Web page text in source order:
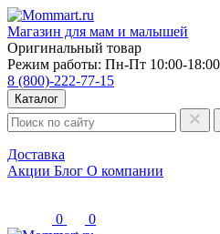
Магазин для мам и малышей
Оригинальный товар
Режим работы: Пн-Пт 10:00-18:00
8 (800)-222-77-15
Каталог
Доставка
Акции Блог О компании
0 0